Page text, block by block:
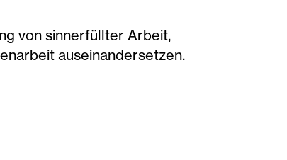
von sinnerfüllter Arbeit,
auseinandersetzen.